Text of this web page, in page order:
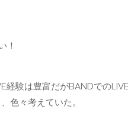
！
経験は豊富だがBANDでの
色々考えていた。